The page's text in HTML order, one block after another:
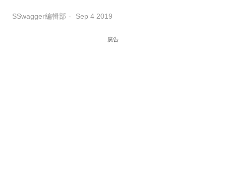
SSwagger編輯部 Sep 4 2019
廣告